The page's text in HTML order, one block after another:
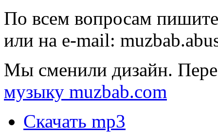
По всем вопросам
или на e-mail:
Мы сменили дизайн.
музыку muzbab.com
Скачать mp3